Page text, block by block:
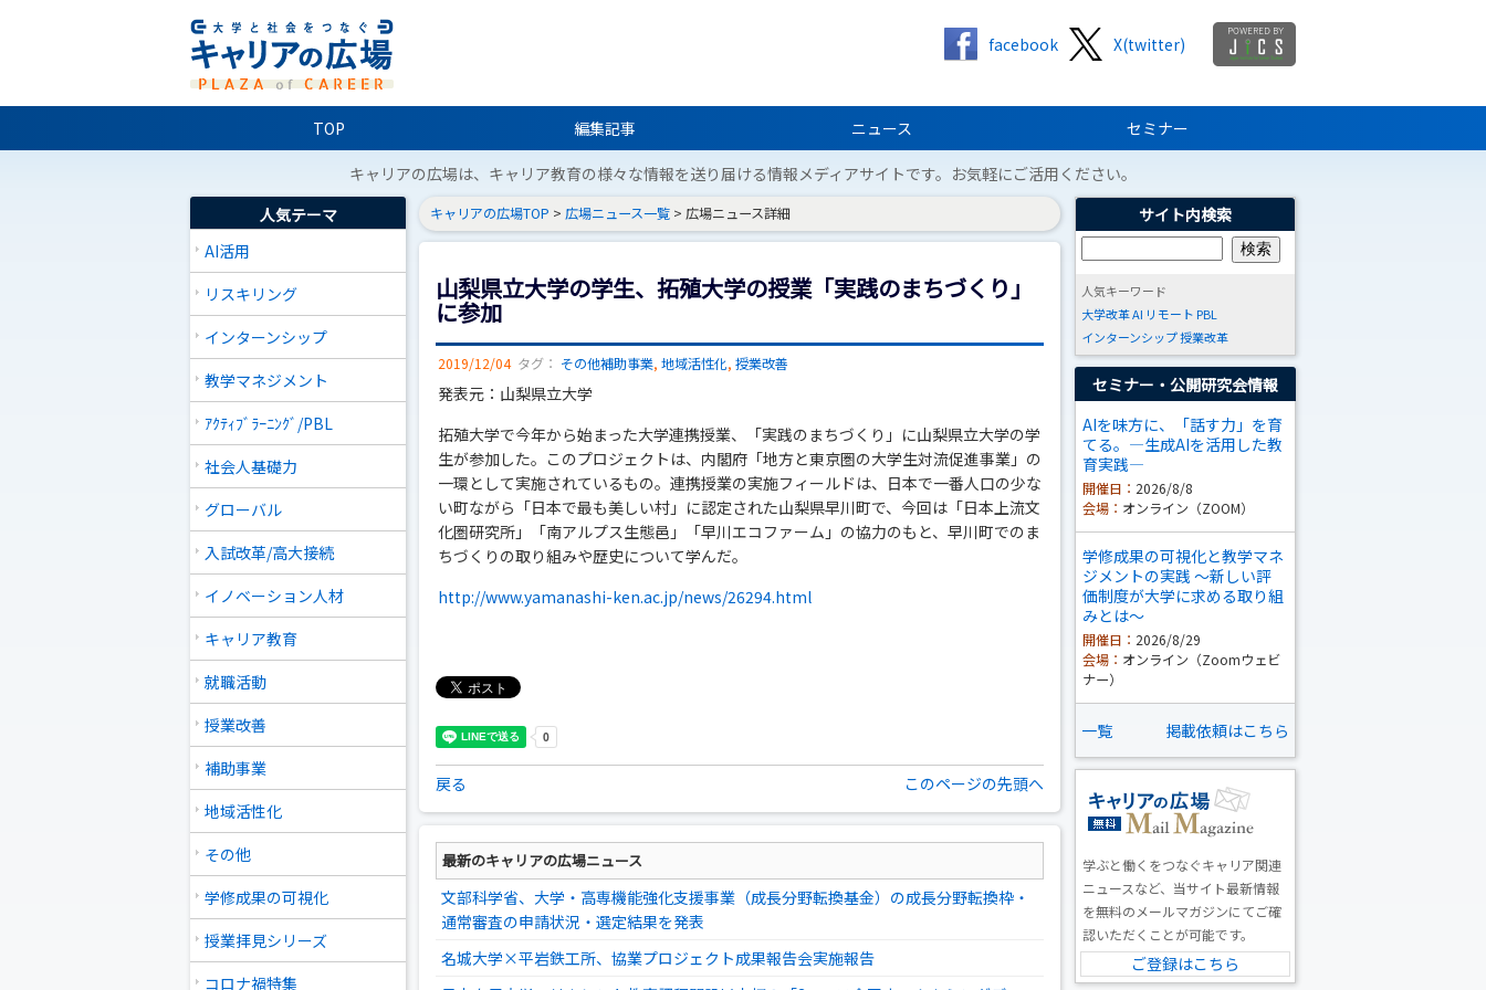
X(twitter)
facebook
TOP 編集記事 ニュース セミナー
キャリアの広場は、キャリア教育の様々な情報を送り届ける情報メディアサイトです。お気軽にご活用ください。
人気テーマ
AI活用
リスキリング
インターンシップ
教学マネジメント
ｱｸﾃｨﾌﾞﾗｰﾆﾝｸﾞ/PBL
社会人基礎力
グローバル
入試改革/高大接続
イノベーション人材
キャリア教育
就職活動
授業改善
補助事業
地域活性化
その他
学修成果の可視化
授業拝見シリーズ
コロナ禍特集
キャリアの広場TOP > 広場ニュース一覧 > 広場ニュース詳細
山梨県立大学の学生、拓殖大学の授業「実践のまちづくり」
に参加
2019/12/04 タグ： その他補助事業, 地域活性化, 授業改善
発表元：山梨県立大学
拓殖大学で今年から始まった大学連携授業、「実践のまちづくり」に山梨県立大学の学
生が参加した。このプロジェクトは、内閣府「地方と東京圏の大学生対流促進事業」の
一環として実施されているもの。連携授業の実施フィールドは、日本で一番人口の少な
い町ながら「日本で最も美しい村」に認定された山梨県早川町で、今回は「日本上流文
化圏研究所」「南アルプス生態邑」「早川エコファーム」の協力のもと、早川町でのま
ちづくりの取り組みや歴史について学んだ。
http://www.yamanashi-ken.ac.jp/news/26294.html
戻る このページの先頭へ
最新のキャリアの広場ニュース
文部科学省、大学・高専機能強化支援事業（成長分野転換基金）の成長分野転換枠・
通常審査の申請状況・選定結果を発表
名城大学×平岩鉄工所、協業プロジェクト成果報告会実施報告
サイト内検索
人気キーワード
大学改革AI リモート PBL
インターンシップ授業改革
セミナー・公開研究会情報
AIを味方に、「話す力」を育
てる。―生成AIを活用した教
育実践―
開催日： 2026/8/8
会場： オンライン（ZOOM）
学修成果の可視化と教学マネ
ジメントの実践 ～新しい評
価制度が大学に求める取り組
みとは～
開催日： 2026/8/29
会場： オンライン（Zoomウェビ
ナー）
一覧 掲載依頼はこちら
学ぶと働くをつなぐキャリア関連
ニュースなど、当サイト最新情報
を無料のメールマガジンにてご確
認いただくことが可能です。
ご登録はこちら